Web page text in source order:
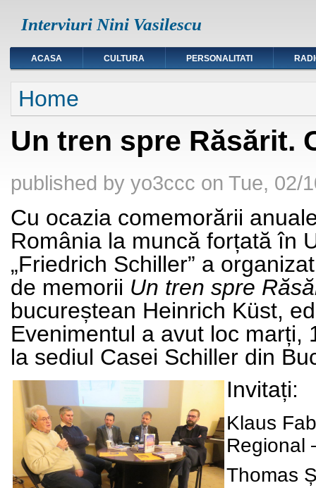
Interviuri Nini Vasilescu
ACASA CULTURA PERSONALITATI
You are here
Home
Un tren spre Răsărit.
published by yo3ccc on Tue, 02/
Cu ocazia comemorării
România la muncă forțată în
„Friedrich Schiller” a
de memorii Un tren spre
bucureștean Heinrich Küst,
Evenimentul a avut loc marți,
la sediul Casei Schiller din
Invitați:
Klaus
Regional
Thomas